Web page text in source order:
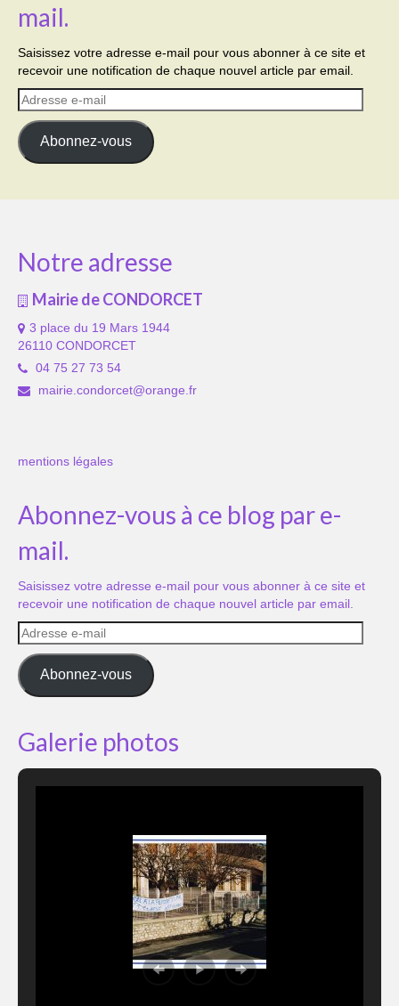
mail.
Saisissez votre adresse e-mail pour vous abonner à ce site et
recevoir une notification de chaque nouvel article par email.
Adresse
e-
mail
Abonnez-vous
Notre adresse
Mairie de CONDORCET
3 place du 19 Mars 1944
26110 CONDORCET
04 75 27 73 54
mairie.condorcet@orange.fr
mentions légales
Abonnez-vous à ce blog par e-
mail.
Saisissez votre adresse e-mail pour vous abonner à ce site et
recevoir une notification de chaque nouvel article par email.
Adresse
e-
mail
Abonnez-vous
Galerie photos